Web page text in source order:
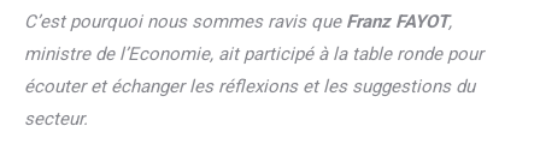
C’est pourquoi nous sommes ravis que Franz FAYOT,
ministre de l’Economie, ait participé à la table ronde pour
écouter et échanger les réflexions et les suggestions du
secteur.